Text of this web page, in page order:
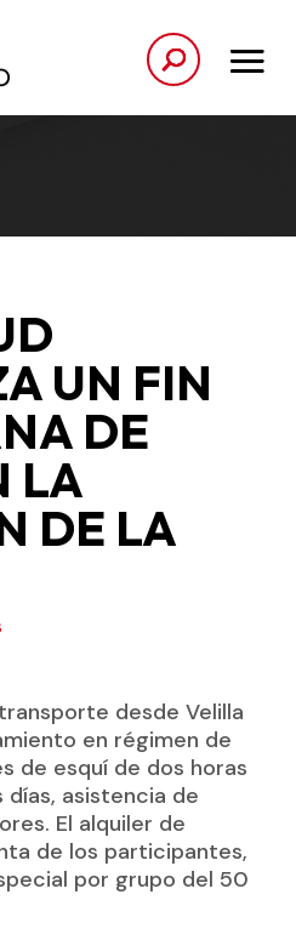
UN FIN
DE
LA
DE LA
desde Velilla
en régimen de
de esquí de dos horas
asistencia de
El alquiler de
de los participantes,
por grupo del 50